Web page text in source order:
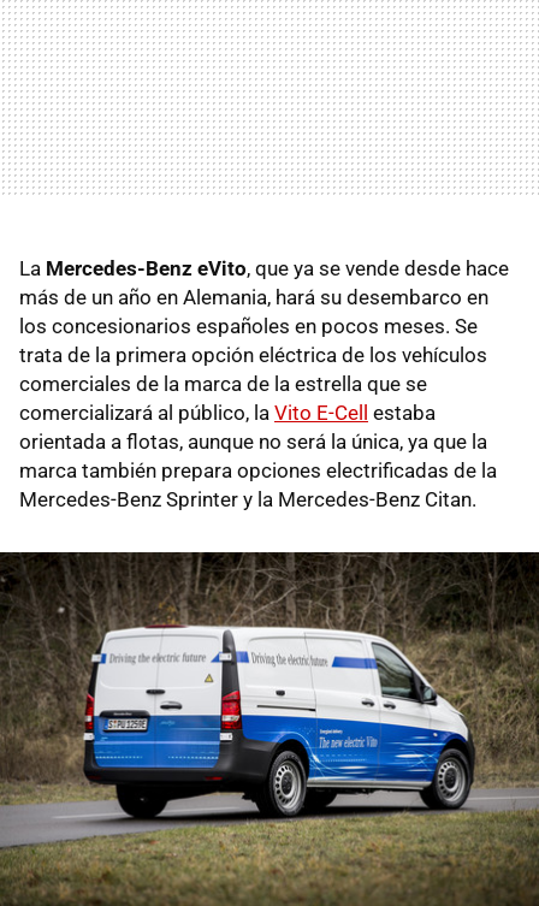
La Mercedes-Benz eVito, que ya se vende desde hace
más de un año en Alemania, hará su desembarco en
los concesionarios españoles en pocos meses. Se
trata de la primera opción eléctrica de los vehículos
comerciales de la marca de la estrella que se
comercializará al público, la Vito E-Cell estaba
orientada a flotas, aunque no será la única, ya que la
marca también prepara opciones electrificadas de la
Mercedes-Benz Sprinter y la Mercedes-Benz Citan.